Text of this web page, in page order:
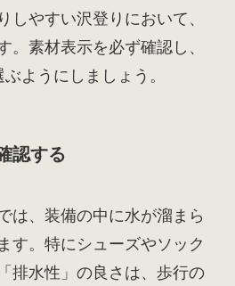
しやすい沢登りにおいて、
。素材表示を必ず確認し、
ようにしましょう。
認する
は、装備の中に水が溜まら
す。特にシューズやソック
排水性」の良さは、歩行の